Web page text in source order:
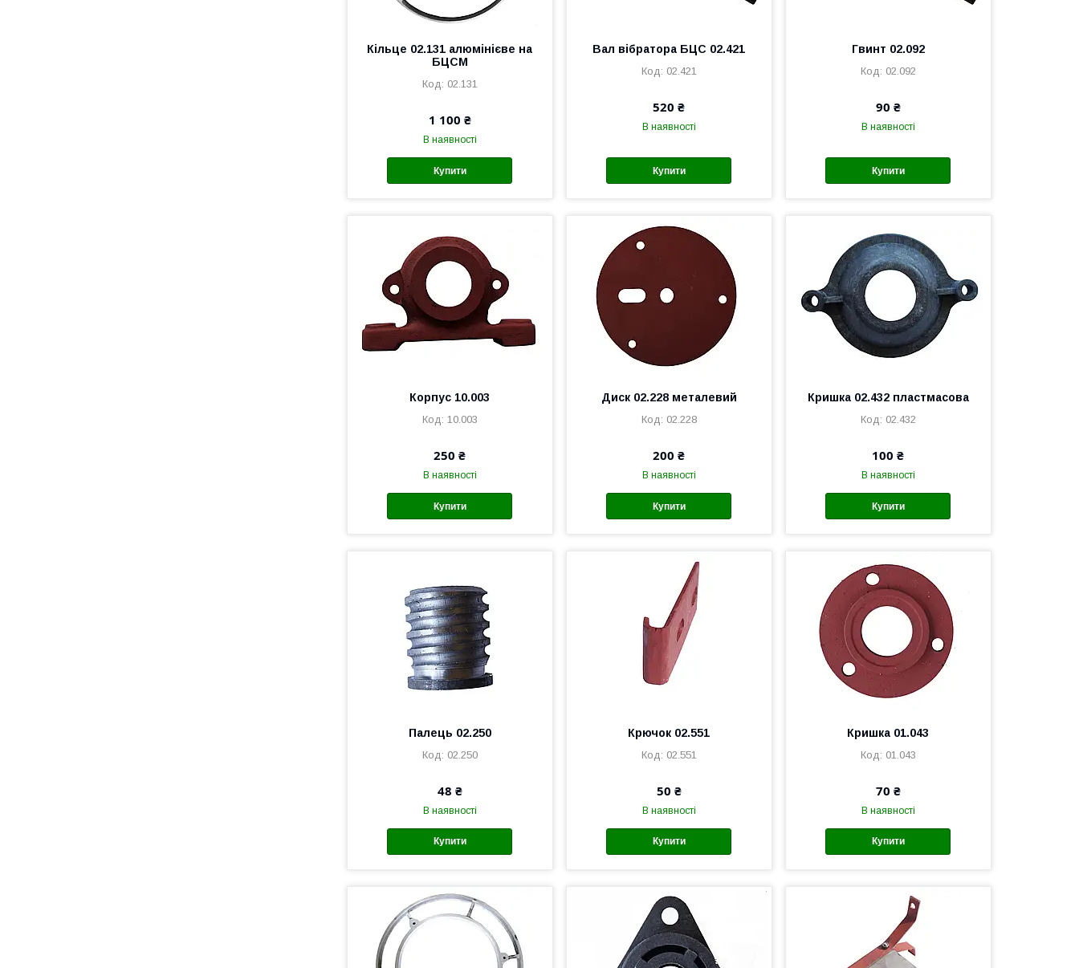
Кільце 02.131 алюмінієве на
БЦСМ
02.131
1 100 ₴
В наявності
Купити
Вал вібратора БЦС 02.421
02.421
520 ₴
В наявності
Купити
Гвинт 02.092
02.092
90 ₴
В наявності
Купити
Корпус 10.003
10.003
250 ₴
В наявності
Купити
Диск 02.228 металевий
02.228
200 ₴
В наявності
Купити
Кришка 02.432 пластмасова
02.432
100 ₴
В наявності
Купити
Палець 02.250
02.250
48 ₴
В наявності
Купити
Крючок 02.551
02.551
50 ₴
В наявності
Купити
Кришка 01.043
01.043
70 ₴
В наявності
Купити